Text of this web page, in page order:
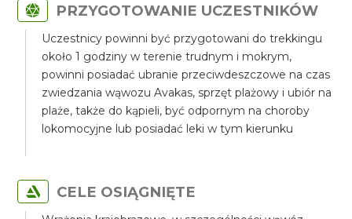
PRZYGOTOWANIE UCZESTNIKÓW
Uczestnicy powinni być przygotowani do trekkingu
około 1 godziny w terenie trudnym i mokrym,
powinni posiadać ubranie przeciwdeszczowe na czas
zwiedzania wąwozu Avakas, sprzęt plażowy i ubiór na
plaże, także do kąpieli, być odpornym na choroby
lokomocyjne lub posiadać leki w tym kierunku
CELE OSIĄGNIĘTE